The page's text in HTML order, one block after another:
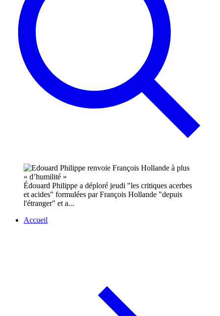
Édouard Philippe a déploré jeudi "les critiques acerbes
et acides" formulées par François Hollande "depuis
l'étranger" et a...
Accueil